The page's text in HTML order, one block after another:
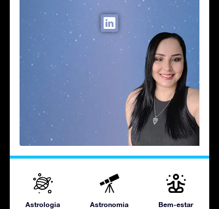
Astrologia Astronomia Bem-estar